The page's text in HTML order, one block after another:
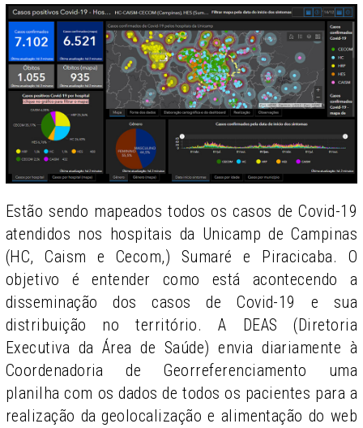
Estão sendo mapeados todos os casos de Covid-19
atendidos nos hospitais da Unicamp de Campinas
(HC, Caism e Cecom,) Sumaré e Piracicaba. O
objetivo é entender como está acontecendo a
disseminação dos casos de Covid-19 e sua
distribuição no território. A DEAS (Diretoria
Executiva da Área de Saúde) envia diariamente à
Coordenadoria de Georreferenciamento uma
planilha com os dados de todos os pacientes para a
realização da geolocalização e alimentação do web